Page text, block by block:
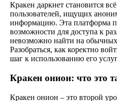
Кракен даркнет становится
пользователей, ищущих
информацию. Эта платформа
возможности для доступа к
невозможно найти на обычных
Разобраться, как коректно
шаг к использованию его
Кракен онион: что это
Кракен онион – это второй